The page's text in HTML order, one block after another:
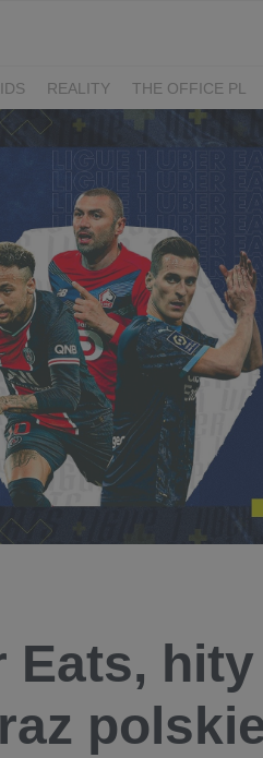
REALITY THE OFFICE PL
KLANGOR KRUK
Eats,